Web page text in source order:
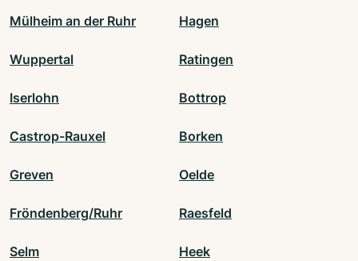
Mülheim an der Ruhr Hagen
Wuppertal Ratingen
Iserlohn Bottrop
Castrop-Rauxel Borken
Greven Oelde
Fröndenberg/Ruhr Raesfeld
Selm Heek